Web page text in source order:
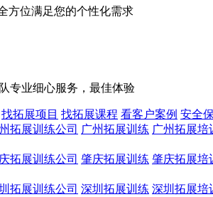
方位满足您的个性化需求
专业细心服务，最佳体验
找拓展项目 找拓展课程 看客户案例 安全
拓展训练公司 广州拓展训练 广州拓展培
拓展训练公司 肇庆拓展训练 肇庆拓展培
拓展训练公司 深圳拓展训练 深圳拓展培